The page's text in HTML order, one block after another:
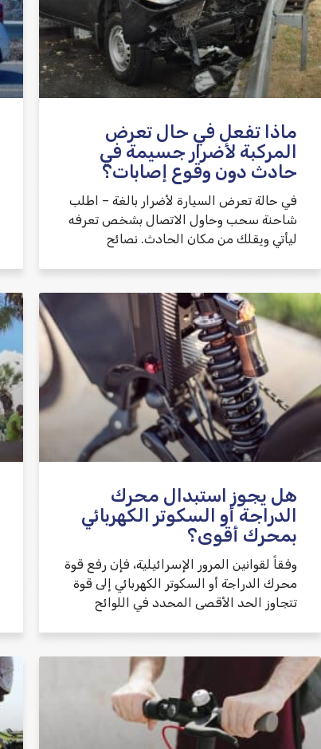
ماذا تفعل في حال تعرض
المركبة لأضرار جسيمة في
حادث دون وقوع إصابات؟
في حالة تعرض السيارة لأضرار بالغة – اطلب
شاحنة سحب وحاول الاتصال بشخص تعرفه
ليأتي ويقلك من مكان الحادث. نصائح
هل يجوز استبدال محرك
الدراجة أو السكوتر الكهربائي
بمحرك أقوى؟
وفقاً لقوانين المرور الإسرائيلية، فإن رفع قوة
محرك الدراجة أو السكوتر الكهربائي إلى قوة
تتجاوز الحد الأقصى المحدد في اللوائح